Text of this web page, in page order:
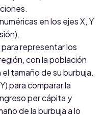
en los ejes X, Y
representar los
con la población
tamaño de su burbuja.
para comparar la
per cápita y
de la burbuja a lo